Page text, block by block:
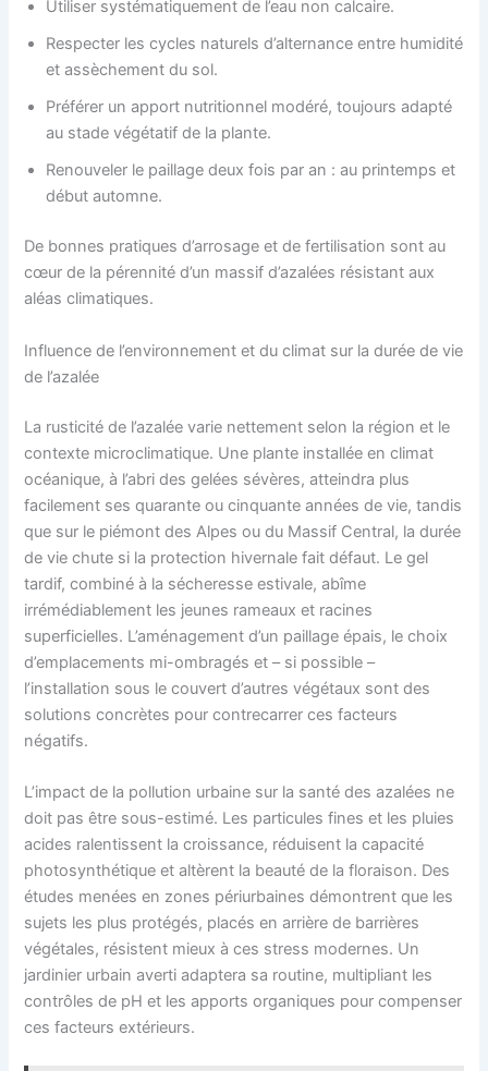
Utiliser systématiquement de l’eau non calcaire.
Respecter les cycles naturels d’alternance entre humidité
et assèchement du sol.
Préférer un apport nutritionnel modéré, toujours adapté
au stade végétatif de la plante.
Renouveler le paillage deux fois par an : au printemps et
début automne.
De bonnes pratiques d’arrosage et de fertilisation sont au
cœur de la pérennité d’un massif d’azalées résistant aux
aléas climatiques.
Influence de l’environnement et du climat sur la durée de vie
de l’azalée
La rusticité de l’azalée varie nettement selon la région et le
contexte microclimatique. Une plante installée en climat
océanique, à l’abri des gelées sévères, atteindra plus
facilement ses quarante ou cinquante années de vie, tandis
que sur le piémont des Alpes ou du Massif Central, la durée
de vie chute si la protection hivernale fait défaut. Le gel
tardif, combiné à la sécheresse estivale, abîme
irrémédiablement les jeunes rameaux et racines
superficielles. L’aménagement d’un paillage épais, le choix
d’emplacements mi-ombragés et – si possible –
l’installation sous le couvert d’autres végétaux sont des
solutions concrètes pour contrecarrer ces facteurs
négatifs.
L’impact de la pollution urbaine sur la santé des azalées ne
doit pas être sous-estimé. Les particules fines et les pluies
acides ralentissent la croissance, réduisent la capacité
photosynthétique et altèrent la beauté de la floraison. Des
études menées en zones périurbaines démontrent que les
sujets les plus protégés, placés en arrière de barrières
végétales, résistent mieux à ces stress modernes. Un
jardinier urbain averti adaptera sa routine, multipliant les
contrôles de pH et les apports organiques pour compenser
ces facteurs extérieurs.